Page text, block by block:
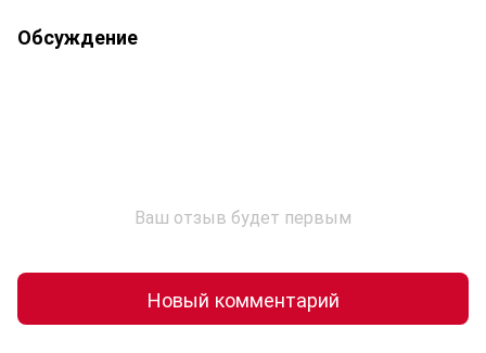
Обсуждение
Ваш отзыв будет первым
Новый комментарий